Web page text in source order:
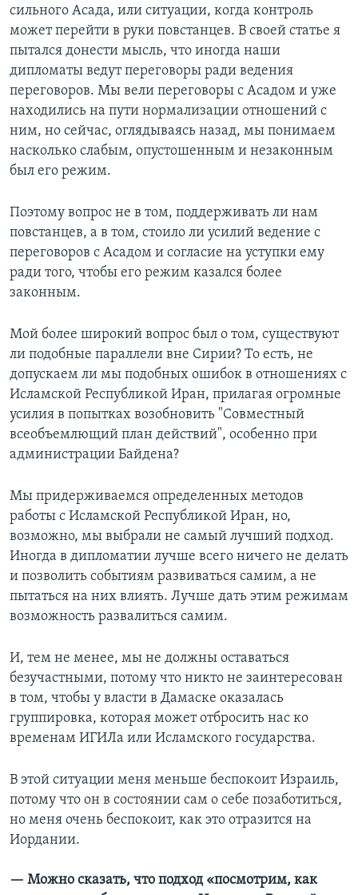
сильного Асада, или ситуации, когда контроль
может перейти в руки повстанцев. В своей статье я
пытался донести мысль, что иногда наши
дипломаты ведут переговоры ради ведения
переговоров. Мы вели переговоры с Асадом и уже
находились на пути нормализации отношений с
ним, но сейчас, оглядываясь назад, мы понимаем
насколько слабым, опустошенным и незаконным
был его режим.
Поэтому вопрос не в том, поддерживать ли нам
повстанцев, а в том, стоило ли усилий ведение с
переговоров с Асадом и согласие на уступки ему
ради того, чтобы его режим казался более
законным.
Мой более широкий вопрос был о том, существуют
ли подобные параллели вне Сирии? То есть, не
допускаем ли мы подобных ошибок в отношениях с
Исламской Республикой Иран, прилагая огромные
усилия в попытках возобновить "Совместный
всеобъемлющий план действий", особенно при
администрации Байдена?
Мы придерживаемся определенных методов
работы с Исламской Республикой Иран, но,
возможно, мы выбрали не самый лучший подход.
Иногда в дипломатии лучше всего ничего не делать
и позволить событиям развиваться самим, а не
пытаться на них влиять. Лучше дать этим режимам
возможность развалиться самим.
И, тем не менее, мы не должны оставаться
безучастными, потому что никто не заинтересован
в том, чтобы у власти в Дамаске оказалась
группировка, которая может отбросить нас ко
временам ИГИЛа или Исламского государства.
В этой ситуации меня меньше беспокоит Израиль,
потому что он в состоянии сам о себе позаботиться,
но меня очень беспокоит, как это отразится на
Иордании.
— Можно сказать, что подход «посмотрим, как